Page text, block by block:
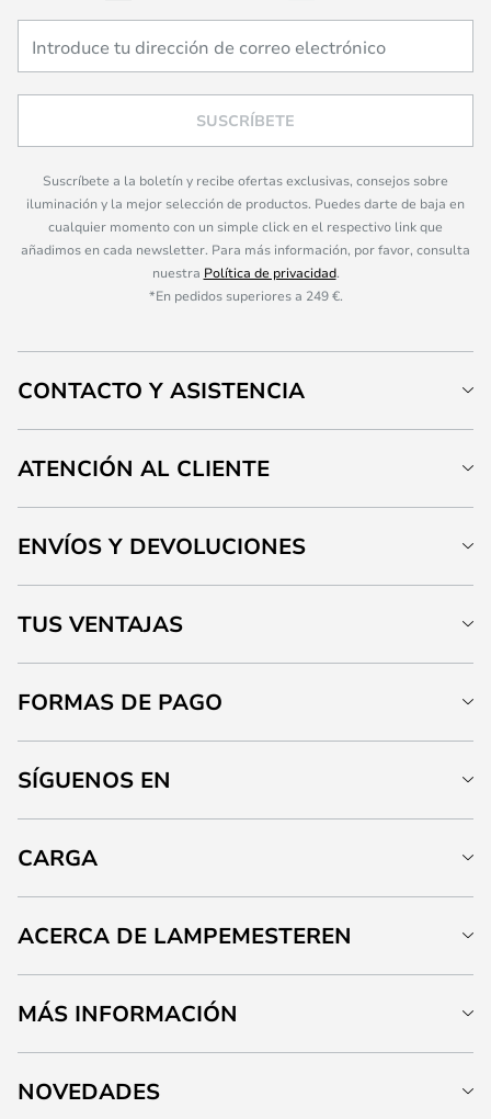
SUSCRÍBETE
Suscríbete a la boletín y recibe ofertas exclusivas, consejos sobre
iluminación y la mejor selección de productos. Puedes darte de baja en
cualquier momento con un simple click en el respectivo link que
añadimos en cada newsletter. Para más información, por favor, consulta
nuestra Política de privacidad.
*En pedidos superiores a 249 €.
CONTACTO Y ASISTENCIA
ATENCIÓN AL CLIENTE
ENVÍOS Y DEVOLUCIONES
TUS VENTAJAS
FORMAS DE PAGO
SÍGUENOS EN
CARGA
ACERCA DE LAMPEMESTEREN
MÁS INFORMACIÓN
NOVEDADES